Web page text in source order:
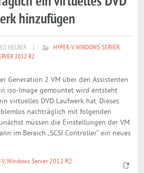
hinzufügen
HELBER HYPER-V,WINDOWS SERVER,
2012 R2
Generation 2 VM über den Assistenten
iso-Image gemountet wird entsteht
virtuelles DVD Laufwerk hat. Dieses
nachträglich mit folgenden
müssen die Einstellungen der VM
im Bereich „SCSI Controller“ ein neues
,Windows Server 2012 R2